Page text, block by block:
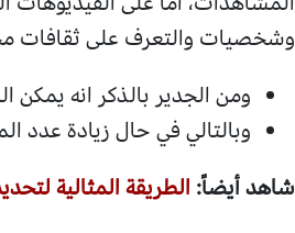
وشخصيات والتعرف على ثقافات مختلفة، حيث
ومن الجدير بالذكر انه يمكن الربح على ال 1000 مشاهدة
وبالتالي في حال زيادة عدد
شاهد أيضاً: الطريقة المثالية